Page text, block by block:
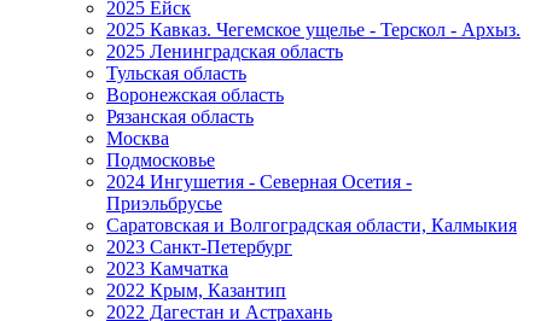
2025 Ейск
2025 Кавказ. Чегемское ущелье - Терскол - Архыз.
2025 Ленинградская область
Тульская область
Воронежская область
Рязанская область
Москва
Подмосковье
2024 Ингушетия - Северная Осетия -
Приэльбрусье
Саратовская и Волгоградская области, Калмыкия
2023 Санкт-Петербург
2023 Камчатка
2022 Крым, Казантип
2022 Дагестан и Астрахань